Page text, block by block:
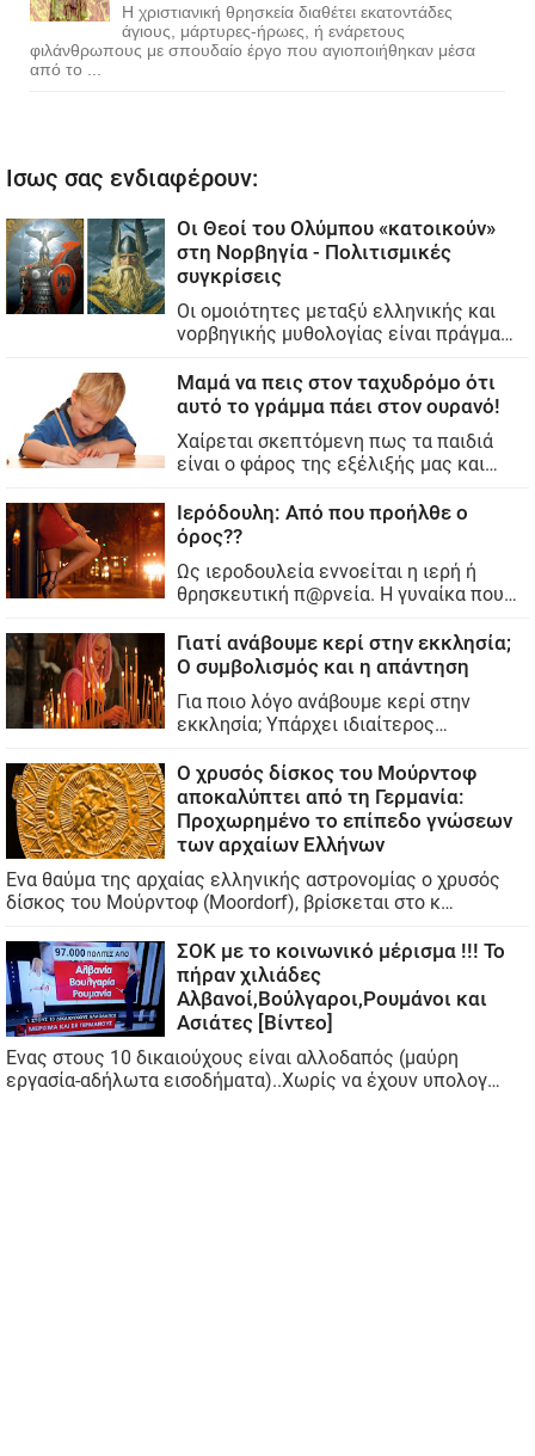
Η χριστιανική θρησκεία διαθέτει εκατοντάδες
άγιους, μάρτυρες-ήρωες, ή ενάρετους
φιλάνθρωπους με σπουδαίο έργο που αγιοποιήθηκαν μέσα
από το ...